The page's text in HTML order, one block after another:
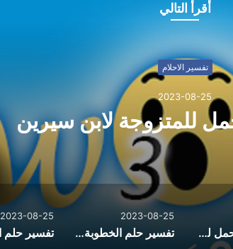
أقرأ التالي
تفسير الاحلام
2023-08-25
للمتزوجة لابن سيرين
تفسير حلم الحمل للعزباء لابن سيرين
2023-08-25
تفسير حلم الخطوبة للعزباء من شخص تعرفه
2023-08-25